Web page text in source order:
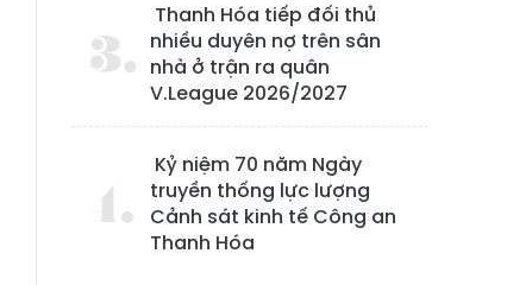
Thanh Hóa tiếp đối thủ
nhiều duyên nợ trên sân
nhà ở trận ra quân
V.League 2026/2027
Kỷ niệm 70 năm Ngày
truyền thống lực lượng
Cảnh sát kinh tế Công an
Thanh Hóa